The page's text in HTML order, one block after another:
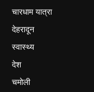
चारधाम यात्रा
देहरादून
स्वास्थ्य
देश
चमोली